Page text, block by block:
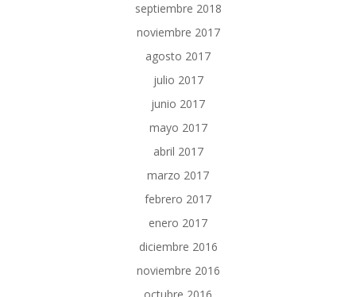
septiembre 2018
noviembre 2017
agosto 2017
julio 2017
junio 2017
mayo 2017
abril 2017
marzo 2017
febrero 2017
enero 2017
diciembre 2016
noviembre 2016